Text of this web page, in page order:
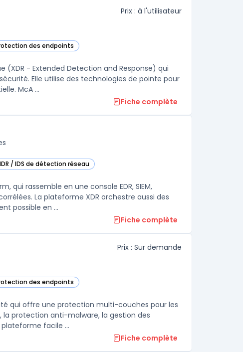
Prix : à l'utilisateur
des endpoints
catégorie
(XDR - Extended Detection and Response) qui
Elle utilise des technologies de pointe pour
McA ...
Fiche complète
/ IDS de détection réseau
cette catégorie
qui rassemble en une console EDR, SIEM,
La plateforme XDR orchestre aussi des
possible en ...
Fiche complète
Prix : Sur demande
des endpoints
cette catégorie
qui offre une protection multi-couches pour les
protection anti-malware, la gestion des
facile ...
Fiche complète